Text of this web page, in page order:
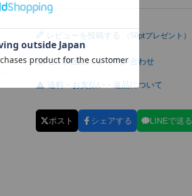
レビューを投稿する
この商品について問い合わせ
送料・お支払い・返品について
ポスト シェアする LINEで送る